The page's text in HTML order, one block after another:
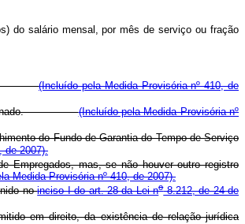
do salário mensal, por mês de serviço ou fração
(Incluído pela Medida Provisória nº 410, de
indeterminado.(Incluído pela Medida Provisória nº
do Fundo de Garantia do Tempo de Serviço
de 2007).
Empregados, mas, se não houver outro registro
Medida Provisória nº 410, de 2007).
noinciso I do art. 28 da Lei no8.212, de 24 de
em direito, da existência de relação jurídica